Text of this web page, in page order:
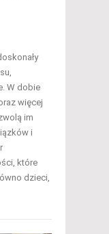
W dobie
więcej
im
i
które
dzieci,